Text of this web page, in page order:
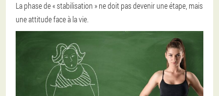
La phase de « stabilisation » ne doit pas devenir une étape, mais
une attitude face à la vie.